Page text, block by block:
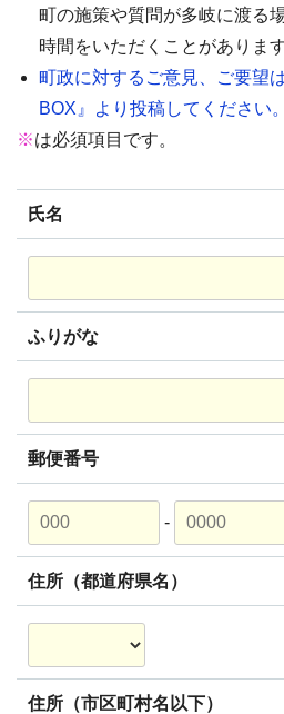
町の施策や質問が多岐に渡る
時間をいただくことがありま
町政に対するご意見、ご要望
BOX』より投稿してください。
※は必須項目です。
氏名
ふりがな
郵便番号
-
住所（都道府県名）
住所（市区町村名以下）